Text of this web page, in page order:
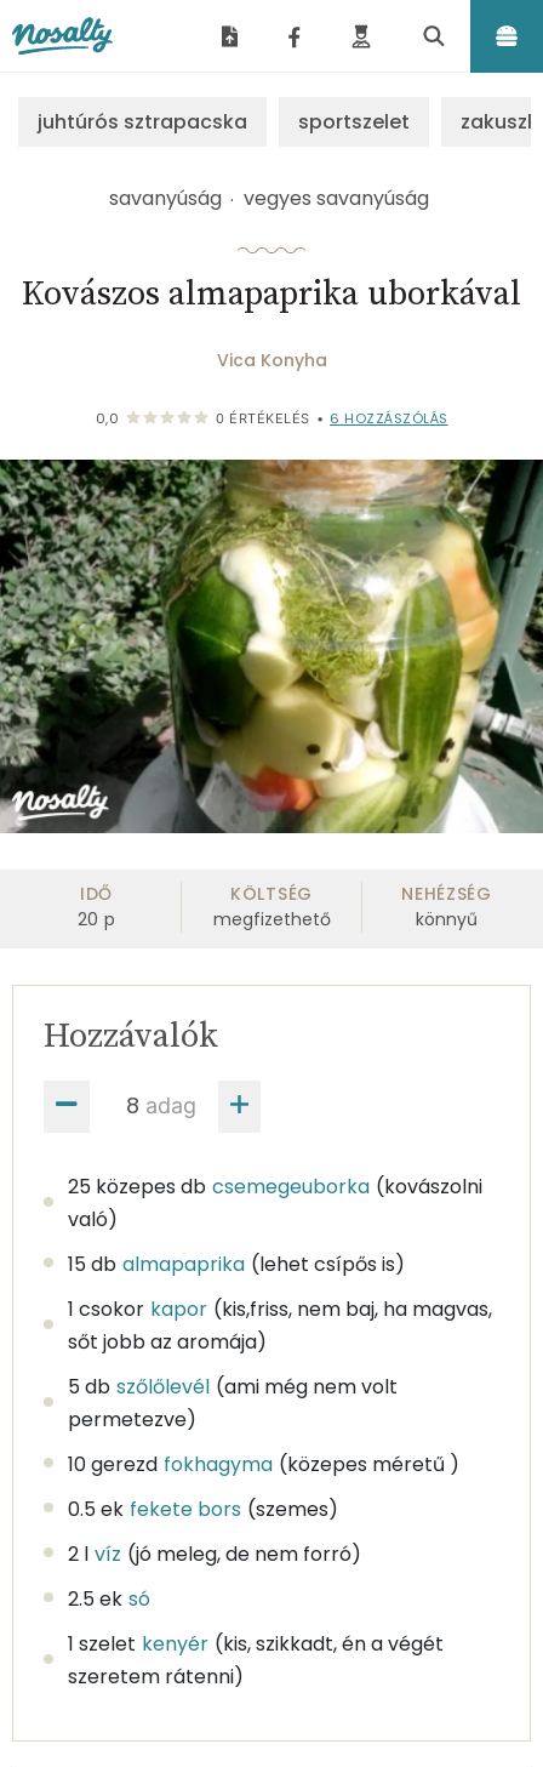
juhtúrós sztrapacska sportszelet
savanyúság vegyes savanyúság
Kovászos almapaprika uborkával
Vica Konyha
0,0 0 ÉRTÉKELÉS • 6 HOZZÁSZÓLÁS
IDŐ
20 p
KÖLTSÉG
megfizethető
NEHÉZSÉG
könnyű
adag
Hozzávalók
25 közepes db csemegeuborka (kovászolni
való)
15 db almapaprika (lehet csípős is)
1 csokor kapor (kis,friss, nem baj, ha magvas,
sőt jobb az aromája)
5 db szőlőlevél (ami még nem volt
permetezve)
10 gerezd fokhagyma (közepes méretű )
0.5 ek fekete bors (szemes)
2 l víz (jó meleg, de nem forró)
2.5 ek só
1 szelet kenyér (kis, szikkadt, én a végét
szeretem rátenni)